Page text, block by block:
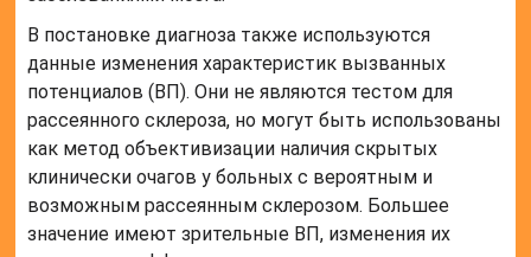
В постановке диагноза также используются
данные изменения характеристик вызванных
потенциалов (ВП). Они не являются тестом для
рассеянного склероза, но могут быть использованы
как метод объективизации наличия скрытых
клинически очагов у больных с вероятным и
возможным рассеянным склерозом. Большее
значение имеют зрительные ВП, изменения их